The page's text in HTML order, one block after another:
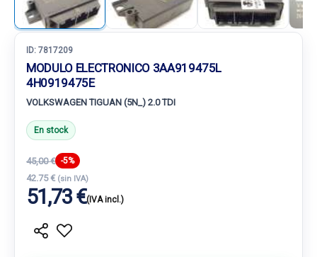
ID: 7817209
MODULO ELECTRONICO 3AA919475L
4H0919475E
VOLKSWAGEN TIGUAN (5N_) 2.0 TDI
En stock
45,00 € -5%
42.75 € (sin IVA)
51,73 €(IVA incl.)